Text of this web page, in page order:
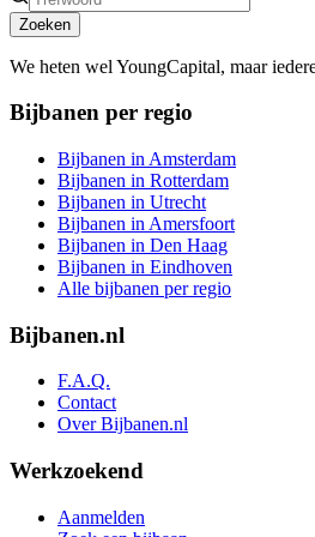
Zoeken
We heten wel YoungCapital, maar
Bijbanen per regio
Bijbanen in Amsterdam
Bijbanen in Rotterdam
Bijbanen in Utrecht
Bijbanen in Amersfoort
Bijbanen in Den Haag
Bijbanen in Eindhoven
Alle bijbanen per regio
Bijbanen.nl
F.A.Q.
Contact
Over Bijbanen.nl
Werkzoekend
Aanmelden